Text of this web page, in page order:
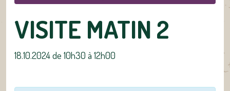
VISITE MATIN 2
18.10.2024 de 10h30 à 12h00